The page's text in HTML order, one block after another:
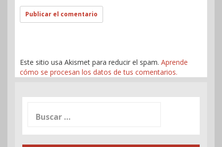
Este sitio usa Akismet para reducir el spam. Aprende
cómo se procesan los datos de tus comentarios.